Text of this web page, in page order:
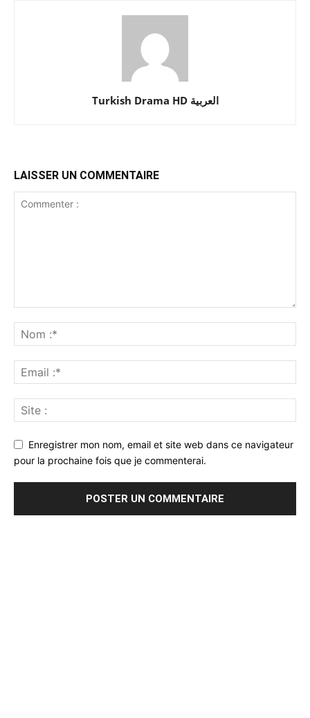
Turkish Drama HD العربية
LAISSER UN COMMENTAIRE
Enregistrer mon nom, email et site web dans ce navigateur
pour la prochaine fois que je commenterai.